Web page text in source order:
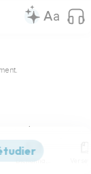
endroit pour